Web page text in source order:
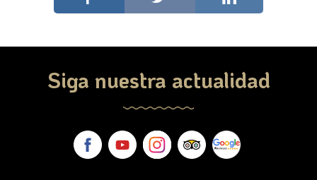
Siga nuestra actualidad